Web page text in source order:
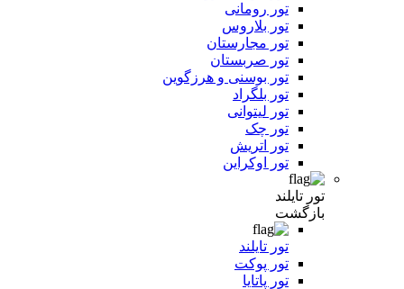
تور رومانی
تور بلاروس
تور مجارستان
تور صربستان
تور بوسنی و هرزگوین
تور بلگراد
تور لیتوانی
تور چک
تور اتریش
تور اوکراین
تور تایلند
بازگشت
تور تایلند
تور پوکت
تور پاتایا